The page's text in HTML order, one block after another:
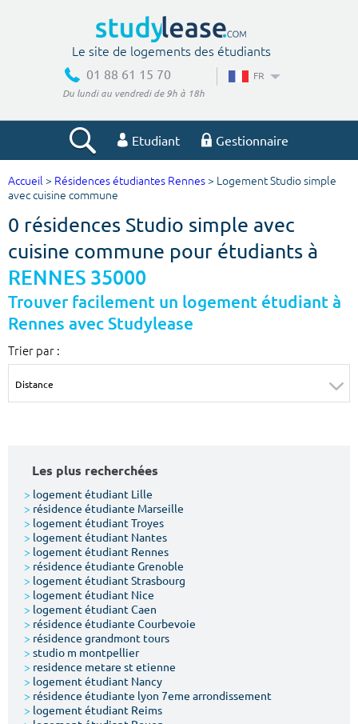
Le site de logements des étudiants
01 88 61 15 70
Du lundi au vendredi de 9h à 18h
FR
Etudiant Gestionnaire
Votre recherche
Ville, école
Budget min
€
Budget max
m² m²
Votre date d'entrée
Chercher
Accueil > Résidences étudiantes Rennes > Logement Studio simple
avec cuisine commune
0 résidences Studio simple avec
cuisine commune pour étudiants à
RENNES 35000
Trouver facilement un logement étudiant à
Rennes avec Studylease
Trier par :
Les plus recherchées
> logement étudiant Lille
> résidence étudiante Marseille
> logement étudiant Troyes
> logement étudiant Nantes
> logement étudiant Rennes
> résidence étudiante Grenoble
> logement étudiant Strasbourg
> logement étudiant Nice
> logement étudiant Caen
> résidence étudiante Courbevoie
> résidence grandmont tours
> studio m montpellier
> residence metare st etienne
> logement étudiant Nancy
> résidence étudiante lyon 7eme arrondissement
> logement étudiant Reims